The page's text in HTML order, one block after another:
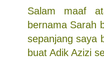
Salam maaf
bernama Sarah
sepanjang saya
buat Adik Azizi